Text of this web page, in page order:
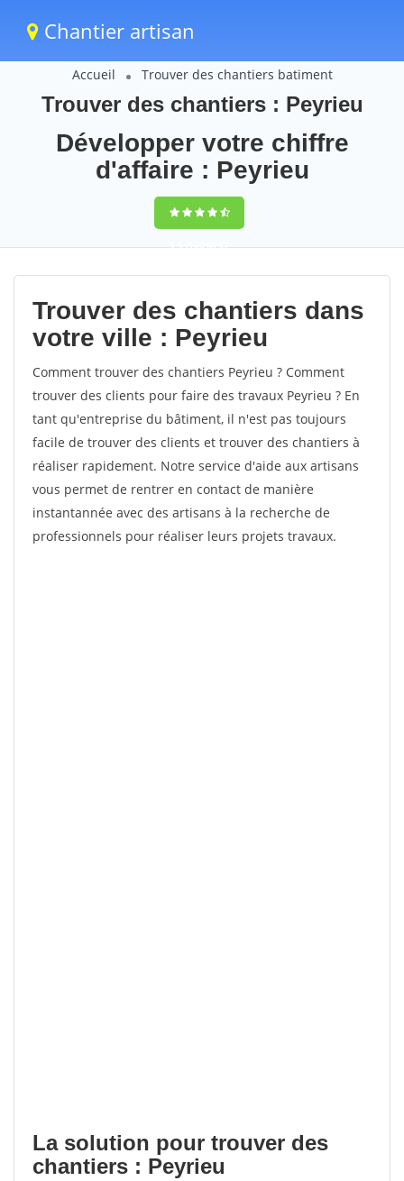
Chantier artisan
Accueil Trouver des chantiers batiment
Trouver des chantiers : Peyrieu
Développer votre chiffre
d'affaire : Peyrieu
9,5(100%)57
votes
Trouver des chantiers dans
votre ville : Peyrieu
Comment trouver des chantiers Peyrieu ? Comment
trouver des clients pour faire des travaux Peyrieu ? En
tant qu'entreprise du bâtiment, il n'est pas toujours
facile de trouver des clients et trouver des chantiers à
réaliser rapidement. Notre service d'aide aux artisans
vous permet de rentrer en contact de manière
instantannée avec des artisans à la recherche de
professionnels pour réaliser leurs projets travaux.
La solution pour trouver des
chantiers : Peyrieu